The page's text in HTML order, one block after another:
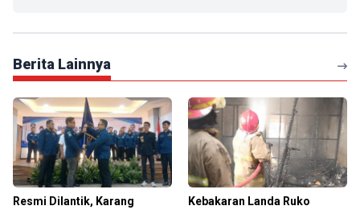
Berita Lainnya
Resmi Dilantik, Karang Kebakaran Landa Ruko